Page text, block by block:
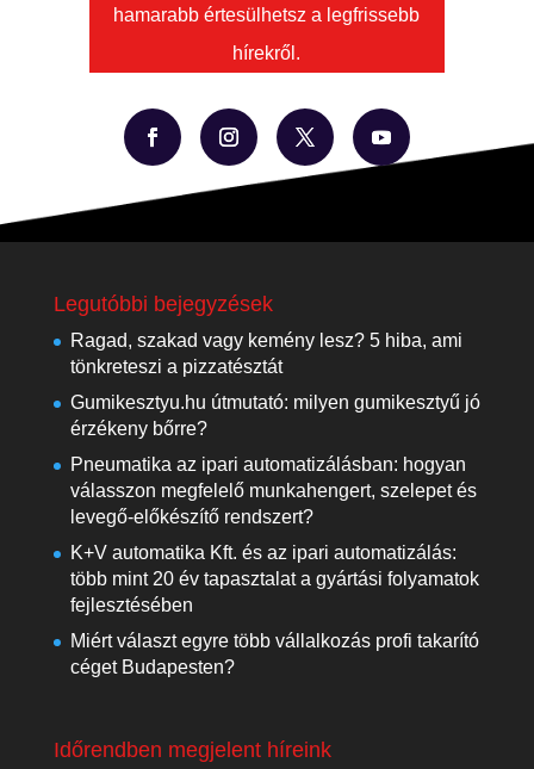
hamarabb értesülhetsz a legfrissebb
hírekről.
Legutóbbi bejegyzések
Ragad, szakad vagy kemény lesz? 5 hiba, ami
tönkreteszi a pizzatésztát
Gumikesztyu.hu útmutató: milyen gumikesztyű jó
érzékeny bőrre?
Pneumatika az ipari automatizálásban: hogyan
válasszon megfelelő munkahengert, szelepet és
levegő-előkészítő rendszert?
K+V automatika Kft. és az ipari automatizálás:
több mint 20 év tapasztalat a gyártási folyamatok
fejlesztésében
Miért választ egyre több vállalkozás profi takarító
céget Budapesten?
Időrendben megjelent híreink